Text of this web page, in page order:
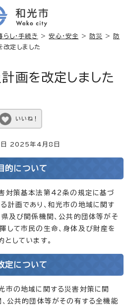
らし・手続き >安心・安全 > 防災 >
防
定しました
画を改定しました
いいね！
2025年4月8日
的について
対策基本法第42条の規定に基づ
計画であり、和光市の地域に関す
県及び関係機関、公共的団体等がそ
して市民の生命、身体及び財産を
しています。
定について
市の地域に関する災害対策に関
、公共的団体等がその有する全機能